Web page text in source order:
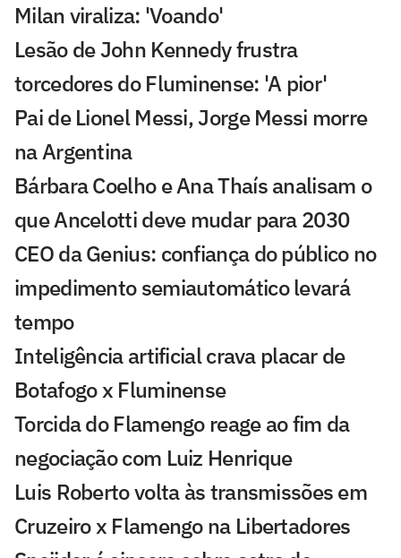
Milan viraliza: 'Voando'
Lesão de John Kennedy frustra
torcedores do Fluminense: 'A pior'
Pai de Lionel Messi, Jorge Messi morre
na Argentina
Bárbara Coelho e Ana Thaís analisam o
que Ancelotti deve mudar para 2030
CEO da Genius: confiança do público no
impedimento semiautomático levará
tempo
Inteligência artificial crava placar de
Botafogo x Fluminense
Torcida do Flamengo reage ao fim da
negociação com Luiz Henrique
Luis Roberto volta às transmissões em
Cruzeiro x Flamengo na Libertadores